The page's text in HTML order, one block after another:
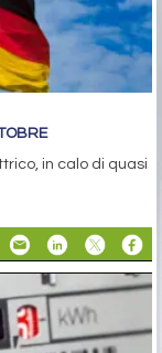
in calo di quasi